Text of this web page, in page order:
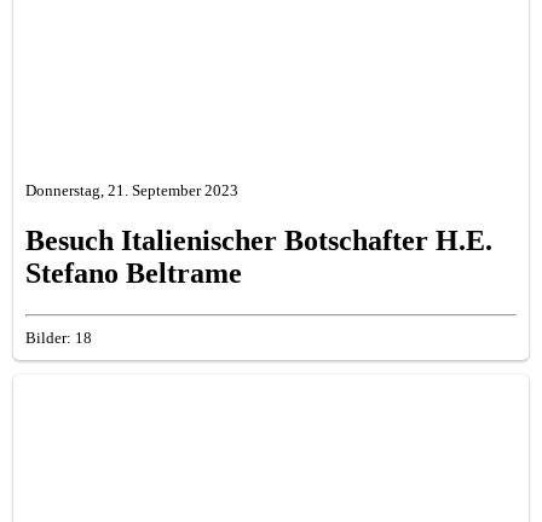
Donnerstag, 21. September 2023
Besuch Italienischer Botschafter H.E.
Stefano Beltrame
Bilder: 18